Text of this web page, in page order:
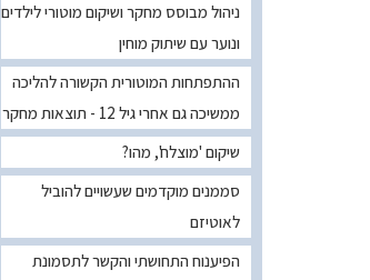
ניהול מבוסס מחקר ושיקום מוטורי לילדים
ונוער עם שיתוק מוחין
ההתפתחות המוטורית הקשורה להליכה
ממשיכה גם אחרי גיל 12 - תוצאות מחקר
שיקום 'מוצלח', מהו?
סממנים מוקדמים שעשויים להוביל
לאוטיזם
הפיענוח התחושתי והקשר לתסמונת